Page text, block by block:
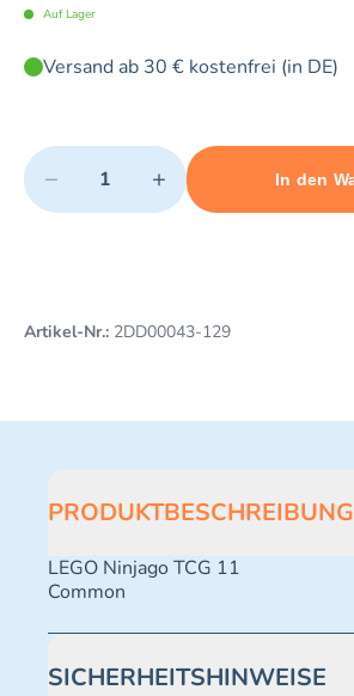
Auf Lager
Versand ab 30 € kostenfrei (in DE)
Quantity
− +
Minimum quantity: 1 MaximumIn den
Add 1 item to cart
Artikel-Nr.: 2DD00043-129
PRODUKTBESCHREIBUNG
LEGO Ninjago TCG 11
Common
SICHERHEITSHINWEISE